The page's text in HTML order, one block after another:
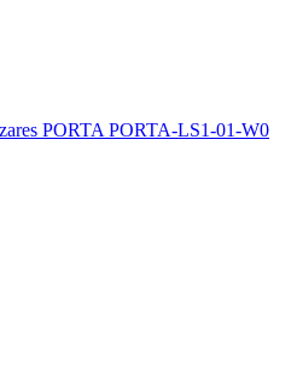
PORTA PORTA-LS1-01-W0